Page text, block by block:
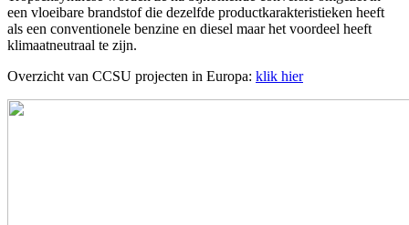
een vloeibare brandstof die dezelfde productkarakteristieken heeft
als een conventionele benzine en diesel maar het voordeel heeft
klimaatneutraal te zijn.
Overzicht van CCSU projecten in Europa: klik hier